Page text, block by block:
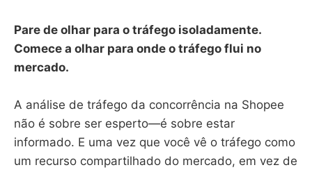
Pare de olhar para o tráfego isoladamente.
Comece a olhar para onde o tráfego flui no
mercado.
A análise de tráfego da concorrência na Shopee
não é sobre ser esperto—é sobre estar
informado. E uma vez que você vê o tráfego como
um recurso compartilhado do mercado, em vez de